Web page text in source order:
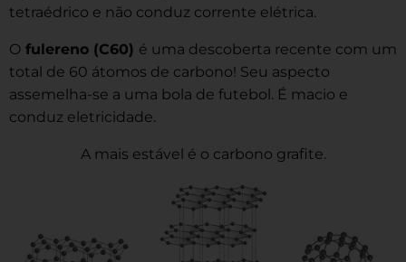
tetraédrico e não conduz corrente elétrica.
O fulereno (C60) é uma descoberta recente com um
total de 60 átomos de carbono! Seu aspecto
assemelha-se a uma bola de futebol. É macio e
conduz eletricidade.
A mais estável é o carbono grafite.